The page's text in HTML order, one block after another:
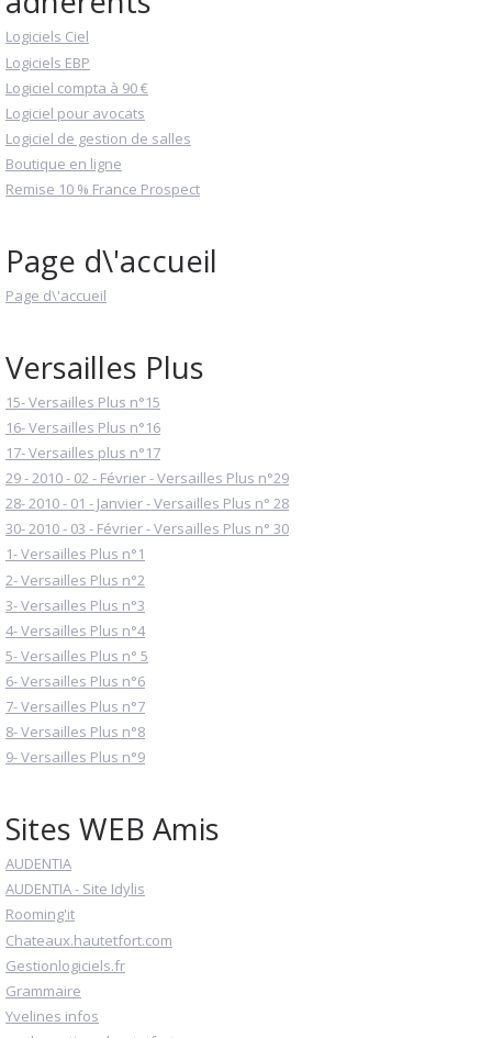
Logiciels Ciel
Logiciels EBP
Logiciel compta à 90 €
Logiciel pour avocats
Logiciel de gestion de salles
Boutique en ligne
Remise 10 % France Prospect
Page d\'accueil
Page d\'accueil
Versailles Plus
15- Versailles Plus n°15
16- Versailles Plus n°16
17- Versailles plus n°17
29 - 2010 - 02 - Février - Versailles Plus n°29
28- 2010 - 01 - Janvier - Versailles Plus n° 28
30- 2010 - 03 - Février - Versailles Plus n° 30
1- Versailles Plus n°1
2- Versailles Plus n°2
3- Versailles Plus n°3
4- Versailles Plus n°4
5- Versailles Plus n° 5
6- Versailles Plus n°6
7- Versailles Plus n°7
8- Versailles Plus n°8
9- Versailles Plus n°9
Sites WEB Amis
AUDENTIA
AUDENTIA - Site Idylis
Rooming'it
Chateaux.hautetfort.com
Gestionlogiciels.fr
Grammaire
Yvelines infos